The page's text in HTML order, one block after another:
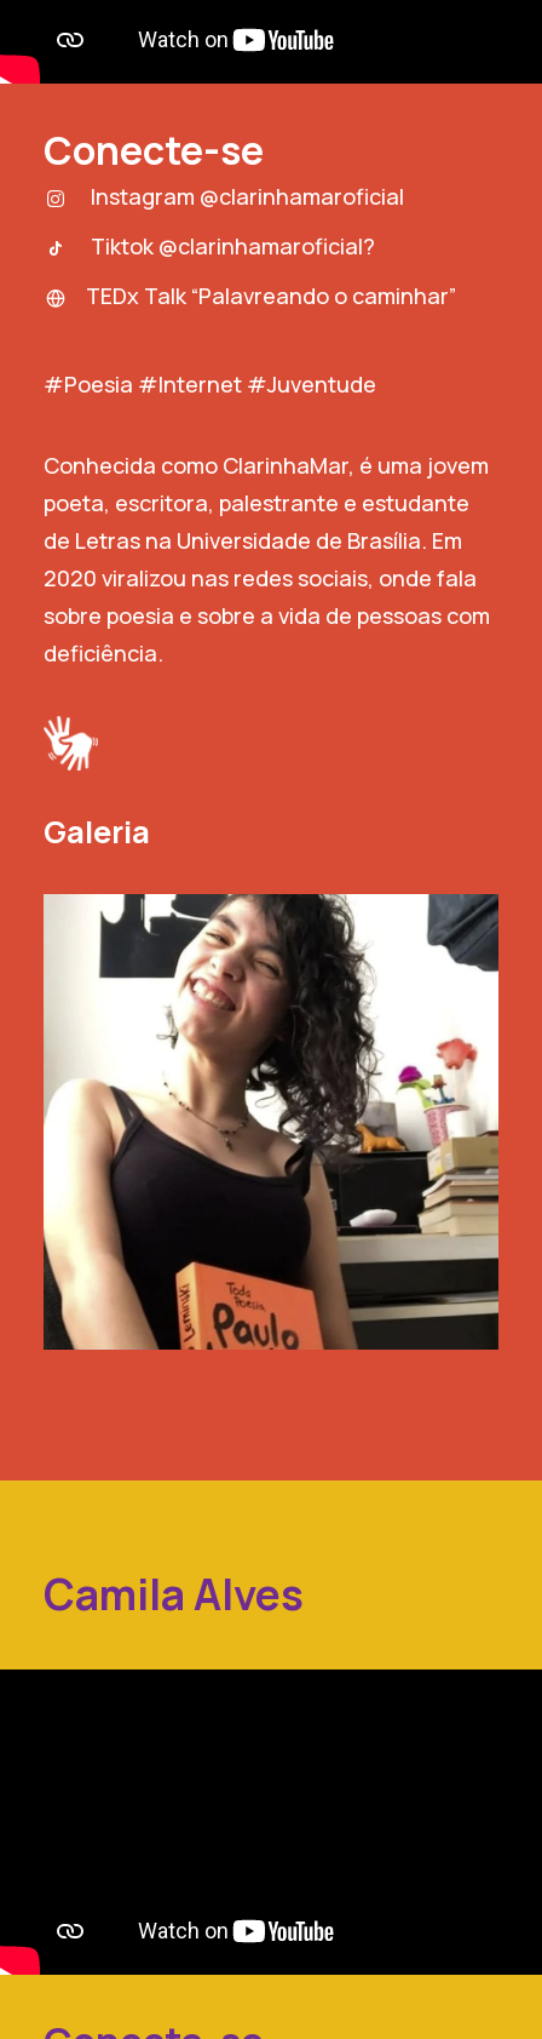
Conecte-se
Instagram @clarinhamaroficial
Tiktok @clarinhamaroficial?
TEDx Talk “Palavreando o caminhar”
#Poesia #Internet #Juventude
Conhecida como ClarinhaMar, é uma jovem
poeta, escritora, palestrante e estudante
de Letras na Universidade de Brasília. Em
2020 viralizou nas redes sociais, onde fala
sobre poesia e sobre a vida de pessoas com
deficiência.
Galeria
CamilaAlves